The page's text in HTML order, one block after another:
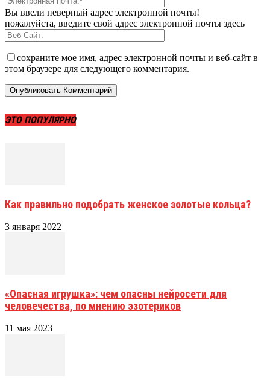
Вы ввели неверный адрес электронной почты!
пожалуйста, введите свой адрес электронной почты здесь
сохраните мое имя, адрес электронной почты и веб-сайт в
этом браузере для следующего комментария.
ЭТО ПОПУЛЯРНО
Как правильно подобрать женское золотые кольца?
3 января 2022
«Опасная игрушка»: чем опасны нейросети для
человечества, по мнению эзотериков
11 мая 2023